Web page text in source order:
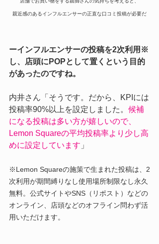
親近感のあるインフルエンサーの正直な口コミ投稿が必要だ
ーインフルエンサーの投稿を2次利用※
し、店頭にPOPとして置くという目的
があったのですね。
内井さん「そうです。だから、KPIには
投稿率90%以上を設定しました。 候補
になる投稿は多い方が嬉しいので、
Lemon Squareの平均投稿率より少し高
めに設定しています 」
※Lemon Squareの施策で生まれた投稿は、2
次利用が期間縛りなし使用場所制限なし永久
無料。公式サイトやSNS（リポスト）などの
オンライン、店頭などのオフライン問わず活
用いただけます。